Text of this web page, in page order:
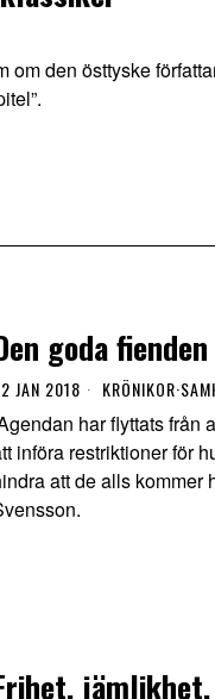
om den östtyske
goda fienden
JAN 2018 KRÖNIKOR·
har flyttats från
införa restriktioner för
att de alls kommer